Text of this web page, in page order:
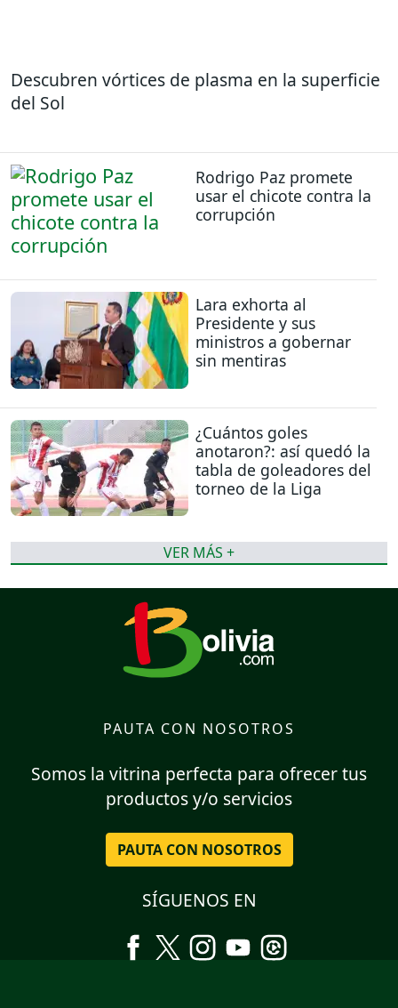
Descubren vórtices de plasma en la superficie
del Sol
Rodrigo Paz promete
usar el chicote contra la
corrupción
Lara exhorta al
Presidente y sus
ministros a gobernar
sin mentiras
¿Cuántos goles
anotaron?: así quedó la
tabla de goleadores del
torneo de la Liga
VER MÁS +
PAUTA CON NOSOTROS
Somos la vitrina perfecta para ofrecer tus
productos y/o servicios
PAUTA CON NOSOTROS
SÍGUENOS EN